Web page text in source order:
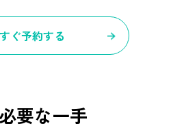
ぐ予約する
要な一手